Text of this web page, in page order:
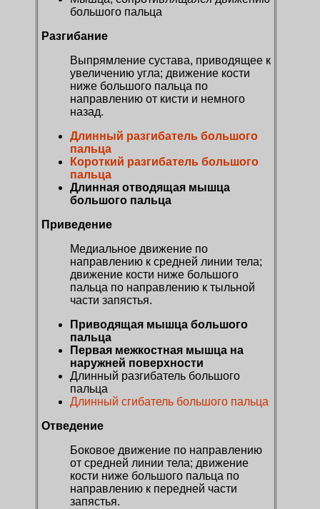
большого пальца
Разгибание
Выпрямление сустава, приводящее к
увеличению угла; движение кости
ниже большого пальца по
направлению от кисти и немного
назад.
Длинный разгибатель большого
пальца
Короткий разгибатель большого
пальца
Длинная отводящая мышца
большого пальца
Приведение
Медиальное движение по
направлению к средней линии тела;
движение кости ниже большого
пальца по направлению к тыльной
части запястья.
Приводящая мышца большого
пальца
Первая межкостная мышца на
наружней поверхности
Длинный разгибатель большого
пальца
Длинный сгибатель большого пальца
Отведение
Боковое движение по направлению
от средней линии тела; движение
кости ниже большого пальца по
направлению к передней части
запястья.